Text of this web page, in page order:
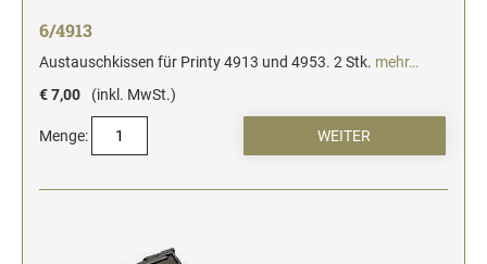
6/4913
Austauschkissen für Printy 4913 und 4953. 2 Stk. mehr…
€ 7,00
(inkl. MwSt.)
Menge: